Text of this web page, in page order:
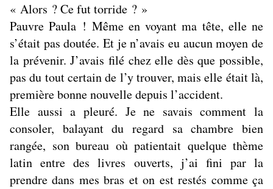
« Alors ? Ce fut torride ? »
Pauvre Paula ! Même en voyant ma tête, elle ne
s’était pas doutée. Et je n’avais eu aucun moyen de
la prévenir. J’avais filé chez elle dès que possible,
pas du tout certain de l’y trouver, mais elle était là,
première bonne nouvelle depuis l’accident.
Elle aussi a pleuré. Je ne savais comment la
consoler, balayant du regard sa chambre bien
rangée, son bureau où patientait quelque thème
latin entre des livres ouverts, j’ai fini par la
prendre dans mes bras et on est restés comme ça